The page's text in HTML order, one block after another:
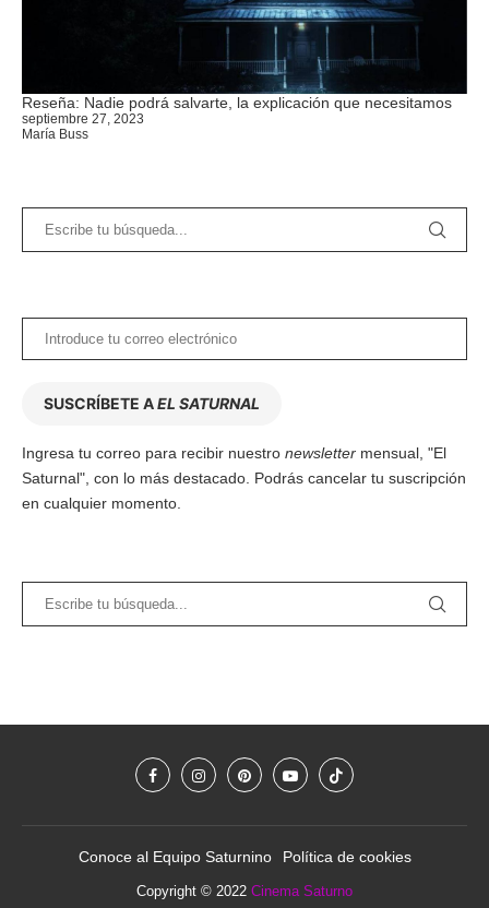
Reseña: Nadie podrá salvarte, la explicación que necesitamos
septiembre 27, 2023
María Buss
SUSCRÍBETE AEL SATURNAL
Ingresa tu correo para recibir nuestro newsletter mensual, "El
Saturnal", con lo más destacado. Podrás cancelar tu suscripción
en cualquier momento.
Conoce al Equipo Saturnino Política de cookies
Copyright © 2022 Cinema Saturno